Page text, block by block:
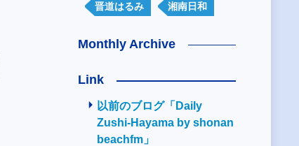
晋道はるみ 湘南日和
Monthly Archive
Link
以前のブログ「Daily
Zushi-Hayama by shonan
beachfm」